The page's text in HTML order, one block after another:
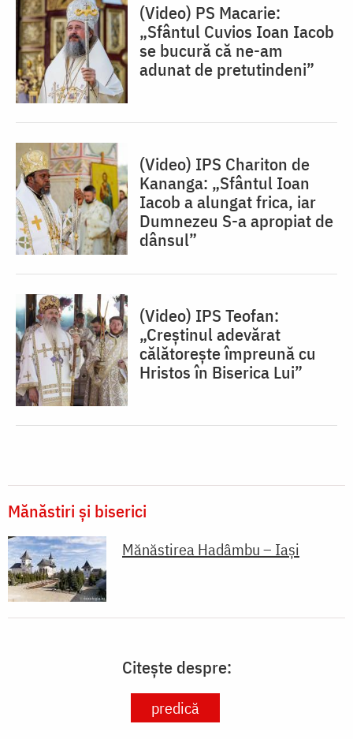
(Video) PS Macarie:
„Sfântul Cuvios Ioan Iacob
se bucură că ne-am
adunat de pretutindeni”
(Video) IPS Chariton de
Kananga: „Sfântul Ioan
Iacob a alungat frica, iar
Dumnezeu S-a apropiat de
dânsul”
(Video) IPS Teofan:
„Creștinul adevărat
călătorește împreună cu
Hristos în Biserica Lui”
Mănăstiri și biserici
Mănăstirea Hadâmbu – Iași
Citește despre:
predică